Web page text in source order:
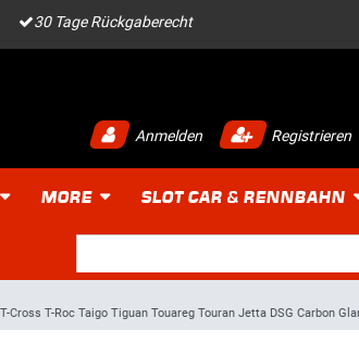
30 Tage Rückgaberecht
Anmelden Registrieren
MORE SLOT CAR & RENNBAHN
T-Roc Taigo Tiguan Touareg Touran Jetta DSG Carbon